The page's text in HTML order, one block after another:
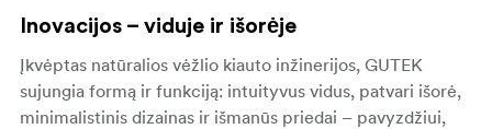
Inovacijos – viduje ir išorėje
Įkvėptas natūralios vėžlio kiauto inžinerijos, GUTEK
sujungia formą ir funkciją: intuityvus vidus, patvari išorė,
minimalistinis dizainas ir išmanūs priedai – pavyzdžiui,